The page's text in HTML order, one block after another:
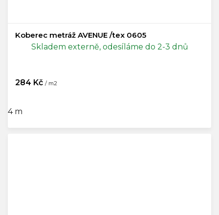
Koberec metráž AVENUE /tex 0605
Skladem externě, odesíláme do 2-3 dnů
284 Kč / m2
4 m